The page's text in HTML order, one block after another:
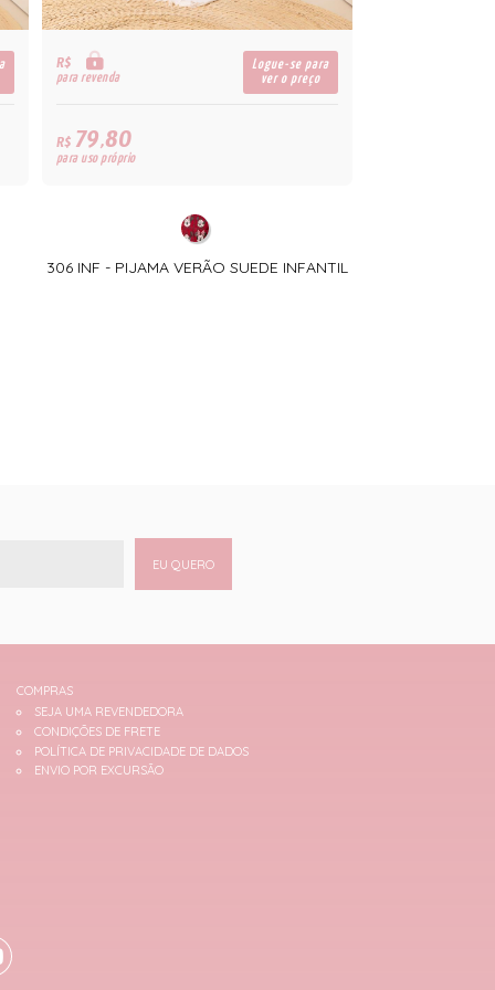
R$
para revenda
Logue-se para
ver o preço
R$79,80
para uso próprio
306 INF - PIJAMA VERÃO SUEDE INFANTIL
EU QUERO
COMPRAS
SEJA UMA REVENDEDORA
CONDIÇÕES DE FRETE
POLÍTICA DE PRIVACIDADE DE DADOS
ENVIO POR EXCURSÃO